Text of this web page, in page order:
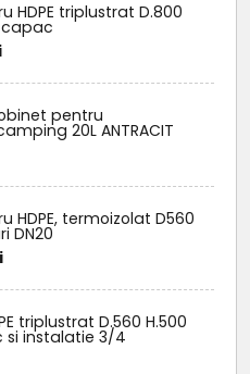
HDPE triplustrat D.800
capac
pentru
20L ANTRACIT
HDPE, termoizolat D560
DN20
triplustrat D.560 H.500
instalatie 3/4